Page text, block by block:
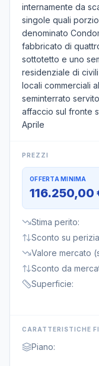
internamente da
singole quali
denominato
fabbricato di
sottotetto e uno
residenziale di
locali commerciali
seminterrato
affaccio sul fronte
Aprile
PREZZI
OFFERTA MINIMA
116.250,00
Stima perito:
Sconto su perizia
Valore mercato
Sconto da
Superficie:
CARATTERISTICHE
Piano: